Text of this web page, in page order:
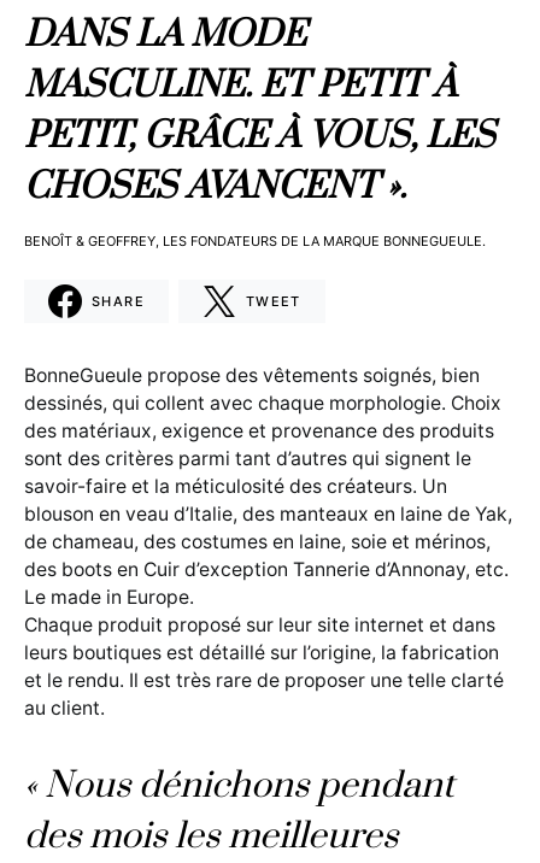
DANS LA MODE
MASCULINE. ET PETIT À
PETIT, GRÂCE À VOUS, LES
CHOSES AVANCENT ».
BENOÎT & GEOFFREY, LES FONDATEURS DE LA MARQUE BONNEGUEULE.
SHARE TWEET
BonneGueule propose des vêtements soignés, bien
dessinés, qui collent avec chaque morphologie. Choix
des matériaux, exigence et provenance des produits
sont des critères parmi tant d’autres qui signent le
savoir-faire et la méticulosité des créateurs. Un
blouson en veau d’Italie, des manteaux en laine de Yak,
de chameau, des costumes en laine, soie et mérinos,
des boots en Cuir d’exception Tannerie d’Annonay, etc.
Le made in Europe.
Chaque produit proposé sur leur site internet et dans
leurs boutiques est détaillé sur l’origine, la fabrication
et le rendu. Il est très rare de proposer une telle clarté
au client.
« Nous dénichons pendant
des mois les meilleures